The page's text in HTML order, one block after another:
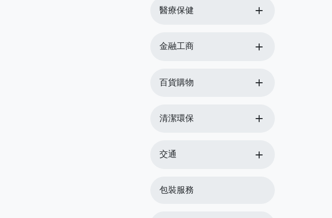
醫療保健 add
金融工商 add
百貨購物 add
清潔環保 add
交通 add
包裝服務